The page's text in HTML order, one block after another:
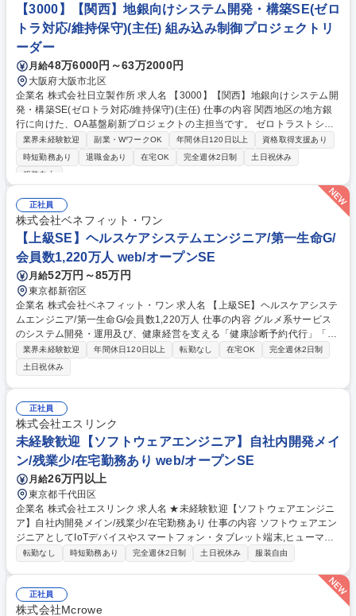
【3000】【関西】地銀向けシステム開発・構築SE(ゼロ
トラ対応/維持保守)(主任) 組み込み制御プロジェクトリ
ーダー
月給48万6000円～63万2000円
大阪府大阪市北区
企業名 株式会社日立製作所 求人名 【3000】【関西】地銀向けシステム開
発・構築SE(ゼロトラ対応/維持保守)(主任) 仕事の内容 関西地区の地方銀
行に向けた、OA基盤刷新プロジェクトの主担当です。 ゼロトラストシス
テム（SASE等）の導入から維持保守まで、 フロントSEとして一貫してプ
ロジェクトの推進・取りまとめを担います。 ■導入・構築：社内の専門部
隊と連携し、Azure、EntraID、M365、Netskope等の最新技術を用いたO
■維持保守：リリース後の安定稼働を支え、追加要件のヒアリングや修正
作業を取りまとめます。専門部隊の知見を吸収しながら、フロントSEと
して高度な折衝力を高められる環境です。 募集職種 【3000】【関西】地
銀向けシステム開発・構築SE(ゼロトラ対応/維持保守)(主任)
業界未経験歓迎 副業・WワークOK 年間休日120日以上
資格取得支援あり
時短勤務あり
退職金あり 在宅OK 完全週休2日制
土日祝休み
服装自由
正社員
株式会社ベネフィット・ワン
【上級SE】ヘルスケアシステムエンジニア/第一生命G/
会員数1,220万人 web/オープンSE
月給52万円～85万円
東京都新宿区
企業名 株式会社ベネフィット・ワン 求人名 【上級SE】ヘルスケアシステ
ムエンジニア/第一生命G/会員数1,220万人 仕事の内容 グルメ系サービス
のシステム開発・運用及び、健康経営を支える「健康診断予約代行」「特
定保健指導」「健康ポイント」等、法人向けヘルスケアプラットフォーム
及びサービスのシステム開発・運用をお任せします。 【詳細】■サービス
利用者・法人顧客向けのWebプラットフォームの改善 ■グルメ関連サービ
ス及び、ヘルスケア関連サービスの業務システムの設計・開発・保守 ■ヘ
ルスケア関連のスマホ連動アプリのUI/UX改善、機能改善 ■セキュリテ
ィ・個人情報保護対応 ■クラウド移行対応 ■HRプラットフォームとのシス
テム連携 ■会員利用データ分析と改善施策機能の設計・技術選定 ■プラッ
トフォームのアーキテクチャ設計・技術選定 募集職種 【上級SE】ヘルス
ケアシステムエンジニア/第一生命G/会員数1,220万人
業界未経験歓迎 年間休日120日以上 転勤なし 在宅OK
完全週休2日制
土日祝休み
正社員
株式会社エスリンク
未経験歓迎【ソフトウェアエンジニア】自社内開発メイ
ン/残業少/在宅勤務あり web/オープンSE
月給26万円以上
東京都千代田区
企業名 株式会社エスリンク 求人名 ★未経験歓迎【ソフトウェアエンジニ
ア】自社内開発メイン/残業少/在宅勤務あり 仕事の内容 ソフトウェアエン
ジニアとしてIoTデバイスやスマートフォン・タブレット端末,ヒューマノ
イドロボットをはじめWebサービスに関わる開発を主にお任せします。A
例】・AndroidOSのWi-Fi接続がどのように行われているか、また特定の
状況下のみ抑止制御を行うことは可能かの技術検証。 ・上記の技術検証を
利用したアプリ開発 【ワークライフバランス×スキルアップ環境】メイン
転勤なし 時短勤務あり 完全週休2日制 土日祝休み 服装自由
正社員
株式会社Mcrowe